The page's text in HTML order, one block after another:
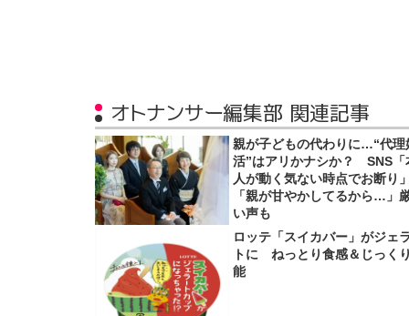
オトナンサー編集部 関連記事
親が子どもの代わりに…“代理
活”はアリかナシか？ SNS「
人が動く気ない時点でお断り
「親が甘やかしてるから…」
い声も
ロッテ「スイカバー」がジェ
トに ねっとり食感＆じっく
能